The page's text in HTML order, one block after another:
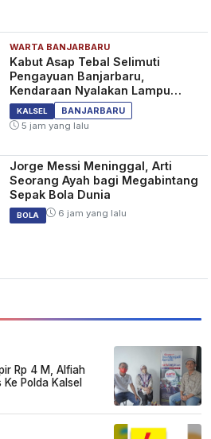
WARTA BANJARBARU
Kabut Asap Tebal Selimuti
Pengayuan Banjarbaru,
Kendaraan Nyalakan Lampu
Jauh dan Sein
KALSEL
BANJARBARU
5 jam yang lalu
Jorge Messi Meninggal, Arti
Seorang Ayah bagi Megabintang
Sepak Bola Dunia
BOLA 6 jam yang lalu
Rp 4 M, Alfiah
Polda Kalsel